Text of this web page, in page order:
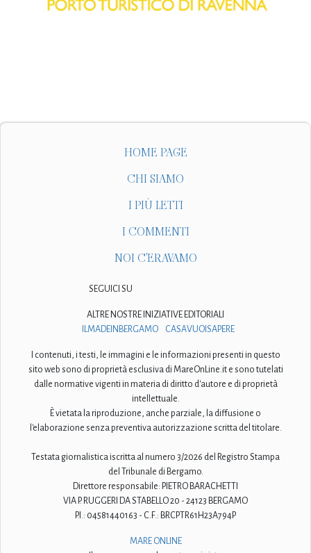
HOME PAGE
CHI SIAMO
I PIÙ LETTI
I COMMENTI
NOI C'ERAVAMO
SEGUICI SU
ALTRE NOSTRE INIZIATIVE EDITORIALI
ILMADEINBERGAMO
CASAVUOISAPERE
I contenuti, i testi, le immagini e le informazioni presenti in questo
sito web sono di proprietà esclusiva di MareOnLine.it e sono tutelati
dalle normative vigenti in materia di diritto d'autore e di proprietà
intellettuale.
È vietata la riproduzione, anche parziale, la diffusione o
l'elaborazione senza preventiva autorizzazione scritta del titolare.
Testata giornalistica iscritta al numero 3/2026 del Registro Stampa
del Tribunale di Bergamo.
Direttore responsabile: PIETRO BARACHETTI
VIA P. RUGGERI DA STABELLO 20 - 24123 BERGAMO
P.I.: 04581440163 - C.F.: BRCPTR61H23A794P
MARE ONLINE